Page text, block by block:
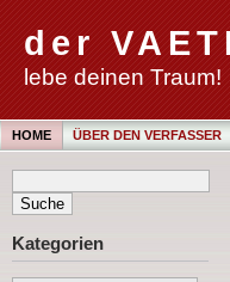
der
lebe deinen Traum!
HOME ÜBER DEN VERFASSER
Kategorien